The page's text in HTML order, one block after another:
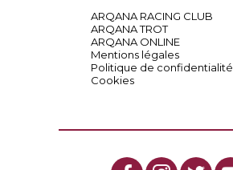
ARQANA RACING CLUB
ARQANA TROT
ARQANA ONLINE
Mentions légales
Politique de confidentialité
Cookies